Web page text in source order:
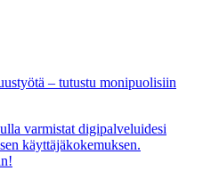
– tutustu monipuolisiin
varmistat digipalveluidesi
käyttäjäkokemuksen.